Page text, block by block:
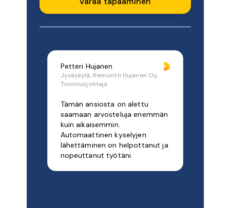
Petteri Hujanen
Jyväskylä, Remontti Hujanen Oy,
Toimitusjohtaja
Tämän ansiosta on alettu
saamaan arvosteluja enemmän
kuin aikaisemmin.
Automaattinen kyselyjen
lähettäminen on helpottanut ja
nopeuttanut työtäni.